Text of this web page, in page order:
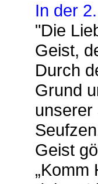
In der
"Die
Geist,
Durch
Grund
unserer
Geist
„Komm